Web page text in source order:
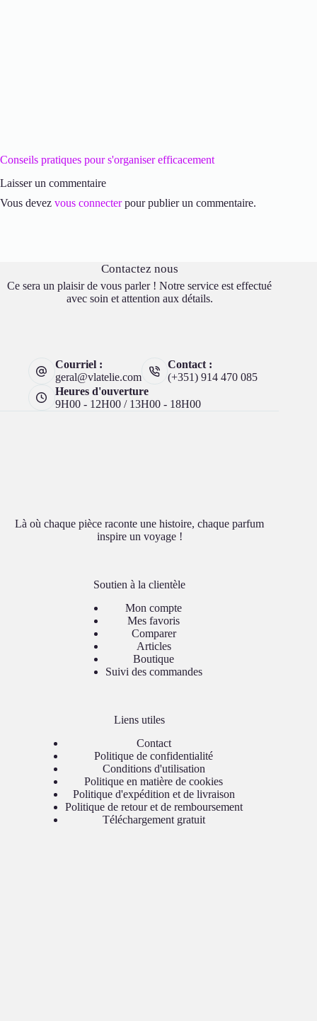
Conseils pratiques pour s'organiser efficacement
Laisser un commentaire
Vous devez vous connecterpour publier un commentaire.
Contactez nous
Ce sera un plaisir de vous parler ! Notre service est effectué
avec soin et attention aux détails.
Courriel :
geral@vlatelie.com
Contact :
(+351) 914 470 085
Heures d'ouverture
9H00 - 12H00 / 13H00 - 18H00
Là où chaque pièce raconte une histoire, chaque parfum
inspire un voyage !
Soutien à la clientèle
Mon compte
Mes favoris
Comparer
Articles
Boutique
Suivi des commandes
Liens utiles
Contact
Politique de confidentialité
Conditions d'utilisation
Politique en matière de cookies
Politique d'expédition et de livraison
Politique de retour et de remboursement
Téléchargement gratuit